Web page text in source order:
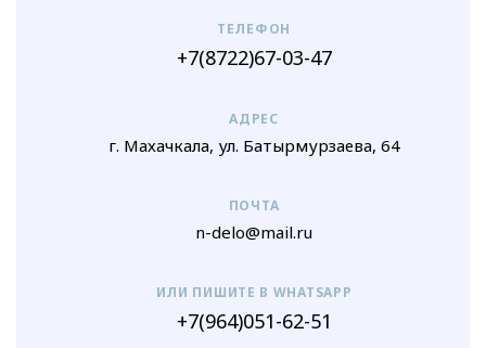
ТЕЛЕФОН
+7(8722)67-03-47
АДРЕС
г. Махачкала, ул. Батырмурзаева, 64
ПОЧТА
n-delo@mail.ru
ИЛИ ПИШИТЕ В WHATSAPP
+7(964)051-62-51